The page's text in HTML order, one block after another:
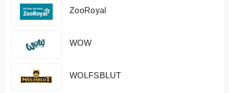
ZooRoyal
WOW
WOLFSBLUT